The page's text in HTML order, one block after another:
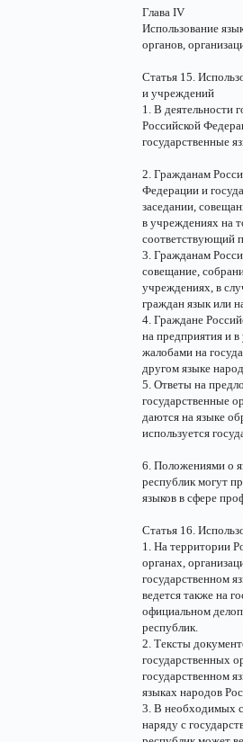
Глава IV
Использование
органов,
Статья 15.
и учреждений
1. В деятельности
Российской
государственные
2. Гражданам
Федерации и
заседании,
в учреждениях на
соответствующий
3. Гражданам
совещание,
учреждениях, в
граждан язык или
4. Граждане
на предприятия и
жалобами на
другом языке
5. Ответы на
государственные
даются на языке
используется
6. Положениями о
республик могут
языков в сфере
Статья 16.
1. На территории
органах,
государственном
ведется также на
официальном
республик.
2. Тексты
государственных
государственном
языках народов
3. В необходимых
наряду с